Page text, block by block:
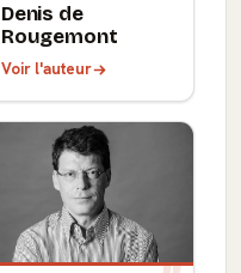
Denis de
Rougemont
Voir l'auteur